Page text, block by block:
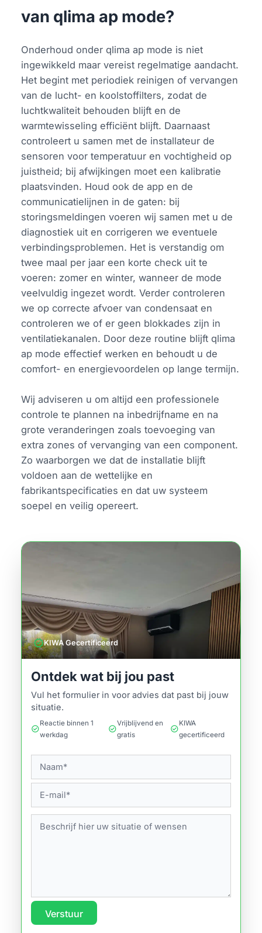
van qlima ap mode?
Onderhoud onder qlima ap mode is niet
ingewikkeld maar vereist regelmatige aandacht.
Het begint met periodiek reinigen of vervangen
van de lucht- en koolstoffilters, zodat de
luchtkwaliteit behouden blijft en de
warmtewisseling efficiënt blijft. Daarnaast
controleert u samen met de installateur de
sensoren voor temperatuur en vochtigheid op
juistheid; bij afwijkingen moet een kalibratie
plaatsvinden. Houd ook de app en de
communicatielijnen in de gaten: bij
storingsmeldingen voeren wij samen met u de
diagnostiek uit en corrigeren we eventuele
verbindingsproblemen. Het is verstandig om
twee maal per jaar een korte check uit te
voeren: zomer en winter, wanneer de mode
veelvuldig ingezet wordt. Verder controleren
we op correcte afvoer van condensaat en
controleren we of er geen blokkades zijn in
ventilatiekanalen. Door deze routine blijft qlima
ap mode effectief werken en behoudt u de
comfort- en energievoordelen op lange termijn.
Wij adviseren u om altijd een professionele
controle te plannen na inbedrijfname en na
grote veranderingen zoals toevoeging van
extra zones of vervanging van een component.
Zo waarborgen we dat de installatie blijft
voldoen aan de wettelijke en
fabrikantspecificaties en dat uw systeem
soepel en veilig opereert.
verifiedKIWA Gecertificeerd
Ontdek wat bij jou past
Vul het formulier in voor advies dat past bij jouw
situatie.
check_circle
Reactie binnen 1
werkdag
check_circle
Vrijblijvend en
gratis
check_circle
KIWA
gecertificeerd
Verstuur